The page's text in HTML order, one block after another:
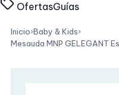
OfertasGuías
Inicio›Baby & Kids›
Mesauda MNP GELEGANT